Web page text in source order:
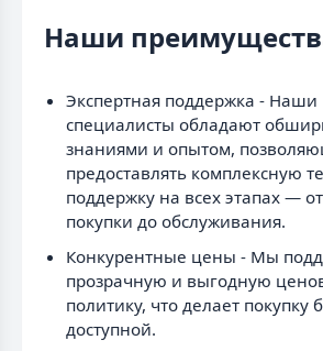
Наши
Экспертная поддержка - Наши
специалисты обладают
знаниями и опытом,
предоставлять комплексную
поддержку на всех этапах —
покупки до обслуживания.
Конкурентные цены - Мы
прозрачную и выгодную
политику, что делает покупку
доступной.